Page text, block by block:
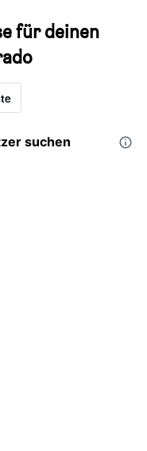
für deinen
suchen